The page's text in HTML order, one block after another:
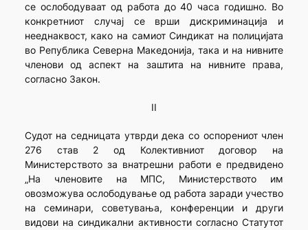
се ослободуваат од работа до 40 часа годишно. Во
конкретниот случај се врши дискриминација и
нееднаквост, како на самиот Синдикат на полицијата
во Република Северна Македонија, така и на нивните
членови од аспект на заштита на нивните права,
согласно Закон.
II
Судот на седницата утврди дека со оспорениот член
276 став 2 од Колективниот договор на
Министерството за внатрешни работи е предвидено
„На членовите на МПС, Министерството им
овозможува ослободување од работа заради учество
на семинари, советувања, конференции и други
видови на синдикални активности согласно Статутот